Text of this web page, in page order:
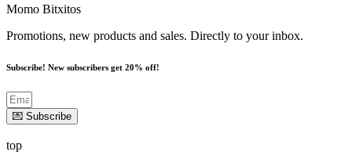
Momo Bitxitos
Promotions, new products and sales. Directly to your inbox.
Subscribe! New subscribers get 20% off!
💌 Subscribe
top